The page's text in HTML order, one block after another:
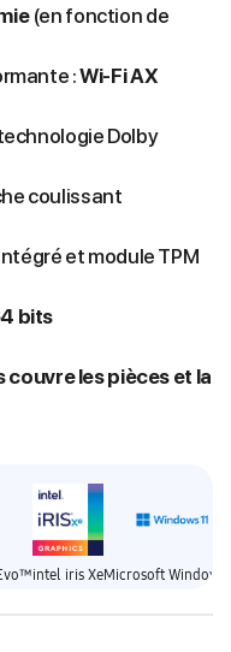
(en fonction de
:Wi-Fi AX
Dolby
coulissant
et module TPM
bits
couvre les pièces et la
intel iris XeMicrosoft Windows